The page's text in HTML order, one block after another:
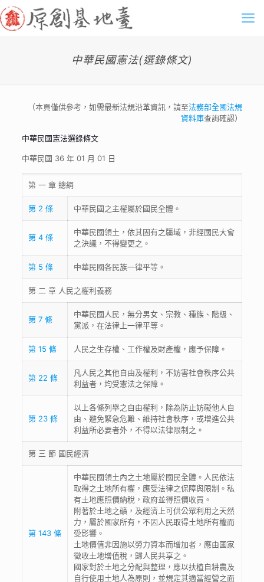
中華民國憲法(選錄條文)
（本頁僅供參考，如需最新法規沿革資訊，請至法務部全國法規
資料庫查詢確認）
中華民國憲法選錄條文
中華民國 36 年 01 月 01 日
第 一 章 總綱
第 2 條 中華民國之主權屬於國民全體。
第 4 條
中華民國領土，依其固有之疆域，非經國民大會
之決議，不得變更之。
第 5 條 中華民國各民族一律平等。
第 二 章 人民之權利義務
第 7 條
中華民國人民，無分男女、宗教、種族、階級、
黨派，在法律上一律平等。
第 15 條 人民之生存權、工作權及財產權，應予保障。
第 22 條
凡人民之其他自由及權利，不妨害社會秩序公共
利益者，均受憲法之保障。
第 23 條
以上各條列舉之自由權利，除為防止妨礙他人自
由、避免緊急危難、維持社會秩序，或增進公共
利益所必要者外，不得以法律限制之。
第 三 節 國民經濟
第 143 條
中華民國領土內之土地屬於國民全體。人民依法
取得之土地所有權，應受法律之保障與限制。私
有土地應照價納稅，政府並得照價收買。
附著於土地之礦，及經濟上可供公眾利用之天然
力，屬於國家所有，不因人民取得土地所有權而
受影響。
土地價值非因施以勞力資本而增加者，應由國家
徵收土地增值稅，歸人民共享之。
國家對於土地之分配與整理，應以扶植自耕農及
自行使用土地人為原則，並規定其適當經營之面